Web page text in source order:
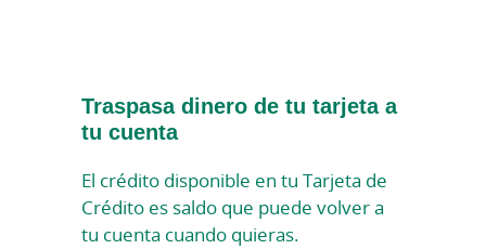
Traspasa dinero de tu tarjeta a
tu cuenta
El crédito disponible en tu Tarjeta de
Crédito es saldo que puede volver a
tu cuenta cuando quieras.